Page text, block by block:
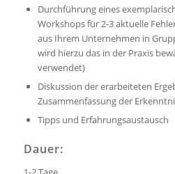
Durchführung eines
Workshops für 2-3 aktuelle
aus Ihrem Unternehmen in
wird hierzu das in der Praxis
verwendet)
Diskussion der erarbeiteten
Zusammenfassung der
Tipps und Erfahrungsaustausch
Dauer: